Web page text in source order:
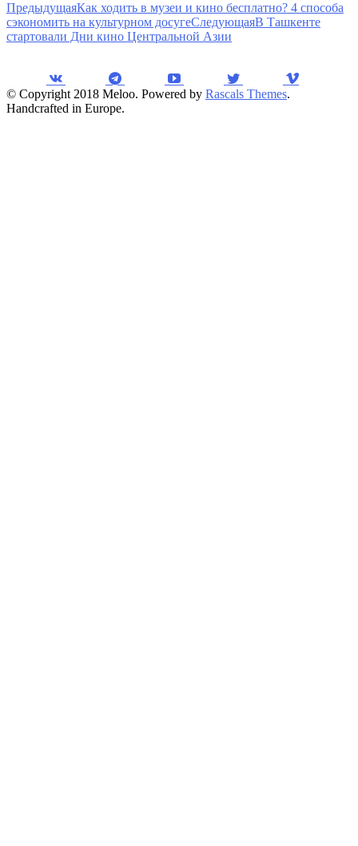
ПредыдущаяКак ходить в музеи и кино бесплатно? 4 способа
сэкономить на культурном досугеСледующаяВ Ташкенте
стартовали Дни кино Центральной Азии
© Copyright 2018 Meloo. Powered by Rascals Themes.
Handcrafted in Europe.